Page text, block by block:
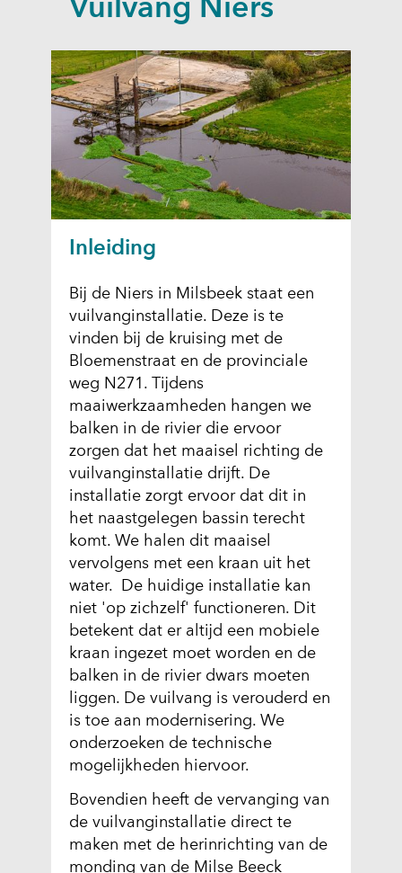
p
e
n
Vuilvang Niers
Inleiding
Bij de Niers in Milsbeek staat een
vuilvanginstallatie. Deze is te
vinden bij de kruising met de
Bloemenstraat en de provinciale
weg N271. Tijdens
maaiwerkzaamheden hangen we
balken in de rivier die ervoor
zorgen dat het maaisel richting de
vuilvanginstallatie drijft. De
installatie zorgt ervoor dat dit in
het naastgelegen bassin terecht
komt. We halen dit maaisel
vervolgens met een kraan uit het
water. De huidige installatie kan
niet 'op zichzelf' functioneren. Dit
betekent dat er altijd een mobiele
kraan ingezet moet worden en de
balken in de rivier dwars moeten
liggen. De vuilvang is verouderd en
is toe aan modernisering. We
onderzoeken de technische
mogelijkheden hiervoor.
Bovendien heeft de vervanging van
de vuilvanginstallatie direct te
maken met de herinrichting van de
monding van de Milse Beeck